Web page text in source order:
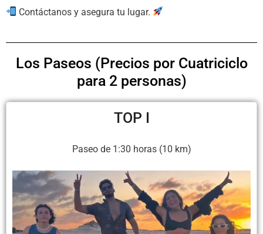
Contáctanos y asegura tu lugar.
Los Paseos (Precios por Cuatriciclo
para 2 personas)
TOP I
Paseo de 1:30 horas (10 km)